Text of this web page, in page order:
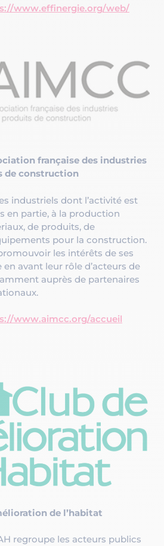
www.effinergie.org/web/
française des industries
de construction
industriels dont l’activité est
en partie, à la production
de produits, de
pour la construction.
les intérêts de ses
avant leur rôle d’acteurs de
auprès de partenaires
www.aimcc.org/accueil
de l’habitat
regroupe les acteurs publics